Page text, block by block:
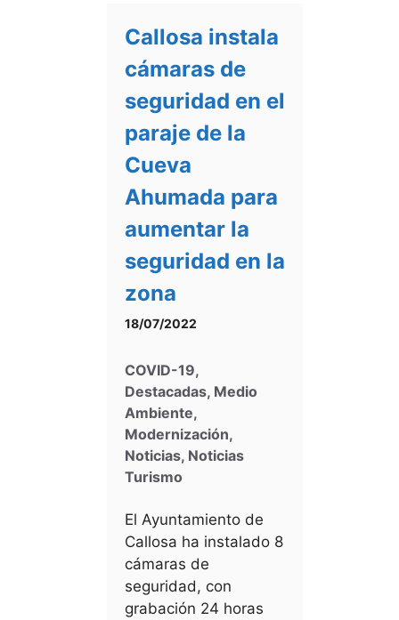
Callosa instala
cámaras de
seguridad en el
paraje de la
Cueva
Ahumada para
aumentar la
seguridad en la
zona
18/07/2022
COVID-19,
Destacadas, Medio
Ambiente,
Modernización,
Noticias, Noticias
Turismo
El Ayuntamiento de
Callosa ha instalado 8
cámaras de
seguridad, con
grabación 24 horas